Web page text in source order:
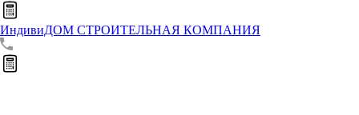
ИндивиДОМ СТРОИТЕЛЬНАЯ КОМПАНИЯ